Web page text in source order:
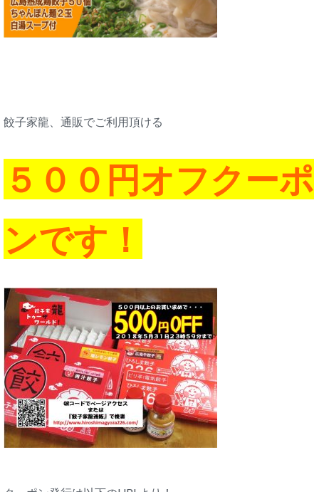
餃子家龍、通販でご利用頂ける
５００円オフクーポ
ンです！